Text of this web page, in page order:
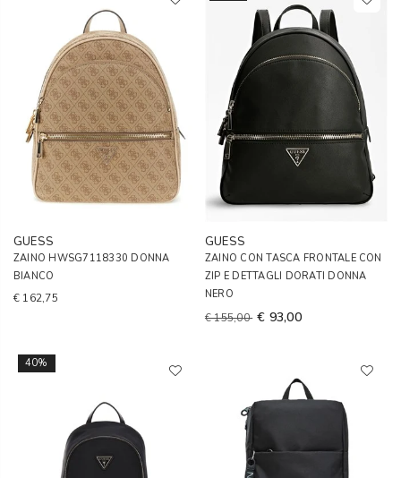
GUESS
ZAINO HWSG7118330 DONNA
BIANCO
€ 162,75
GUESS
ZAINO CON TASCA FRONTALE CON
ZIP E DETTAGLI DORATI DONNA
NERO
€ 155,00 € 93,00
40%